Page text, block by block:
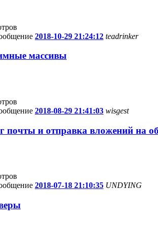
2018-10-29 21:24:12 teadrinker
массивы
2018-08-29 21:41:03 wisgest
почты и отправка вложений на
2018-07-18 21:10:35 UNDYING